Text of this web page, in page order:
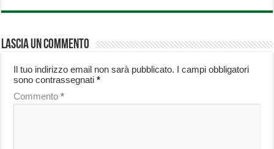
Lascia un commento
Il tuo indirizzo email non sarà pubblicato. I campi obbligatori
sono contrassegnati*
Commento*